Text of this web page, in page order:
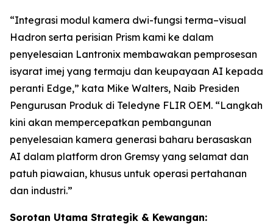
“Integrasi modul kamera dwi-fungsi terma–visual
Hadron serta perisian Prism kami ke dalam
penyelesaian Lantronix membawakan pemprosesan
isyarat imej yang termaju dan keupayaan AI kepada
peranti Edge,” kata Mike Walters, Naib Presiden
Pengurusan Produk di Teledyne FLIR OEM. “Langkah
kini akan mempercepatkan pembangunan
penyelesaian kamera generasi baharu berasaskan
AI dalam platform dron Gremsy yang selamat dan
patuh piawaian, khusus untuk operasi pertahanan
dan industri.”
Sorotan Utama Strategik & Kewangan: